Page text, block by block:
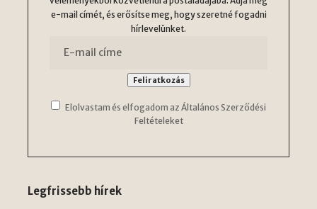
e-mail címét, és erősítse meg, hogy szeretné fogadni
hírlevelünket.
Elolvastam és elfogadom az Általános Szerződési
Feltételeket
Legfrissebb hírek